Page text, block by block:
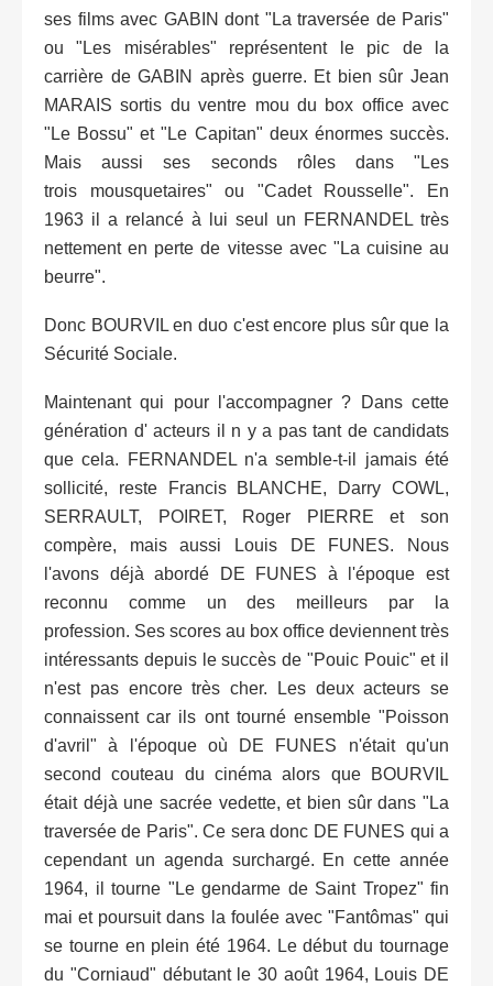
ses films avec GABIN dont "La traversée de Paris"
ou "Les misérables" représentent le pic de la
carrière de GABIN après guerre. Et bien sûr Jean
MARAIS sortis du ventre mou du box office avec
"Le Bossu" et "Le Capitan" deux énormes succès.
Mais aussi ses seconds rôles dans "Les
trois mousquetaires" ou "Cadet Rousselle". En
1963 il a relancé à lui seul un FERNANDEL très
nettement en perte de vitesse avec "La cuisine au
beurre".
Donc BOURVIL en duo c'est encore plus sûr que la
Sécurité Sociale.
Maintenant qui pour l'accompagner ? Dans cette
génération d' acteurs il n y a pas tant de candidats
que cela. FERNANDEL n'a semble-t-il jamais été
sollicité, reste Francis BLANCHE, Darry COWL,
SERRAULT, POIRET, Roger PIERRE et son
compère, mais aussi Louis DE FUNES. Nous
l'avons déjà abordé DE FUNES à l'époque est
reconnu comme un des meilleurs par la
profession. Ses scores au box office deviennent très
intéressants depuis le succès de "Pouic Pouic" et il
n'est pas encore très cher. Les deux acteurs se
connaissent car ils ont tourné ensemble "Poisson
d'avril" à l'époque où DE FUNES n'était qu'un
second couteau du cinéma alors que BOURVIL
était déjà une sacrée vedette, et bien sûr dans "La
traversée de Paris". Ce sera donc DE FUNES qui a
cependant un agenda surchargé. En cette année
1964, il tourne "Le gendarme de Saint Tropez" fin
mai et poursuit dans la foulée avec "Fantômas" qui
se tourne en plein été 1964. Le début du tournage
du "Corniaud" débutant le 30 août 1964, Louis DE